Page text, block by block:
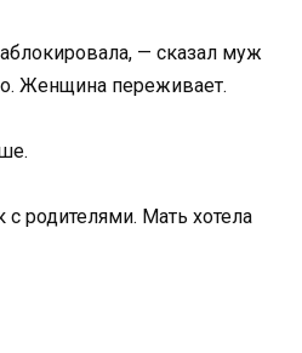
— сказал муж
Женщина переживает.
с родителями. Мать хотела